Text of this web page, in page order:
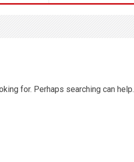
for. Perhaps searching can help.